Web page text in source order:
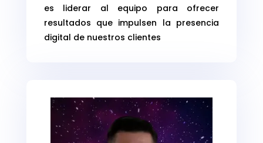
es liderar al equipo para ofrecer
resultados que impulsen la presencia
digital de nuestros clientes